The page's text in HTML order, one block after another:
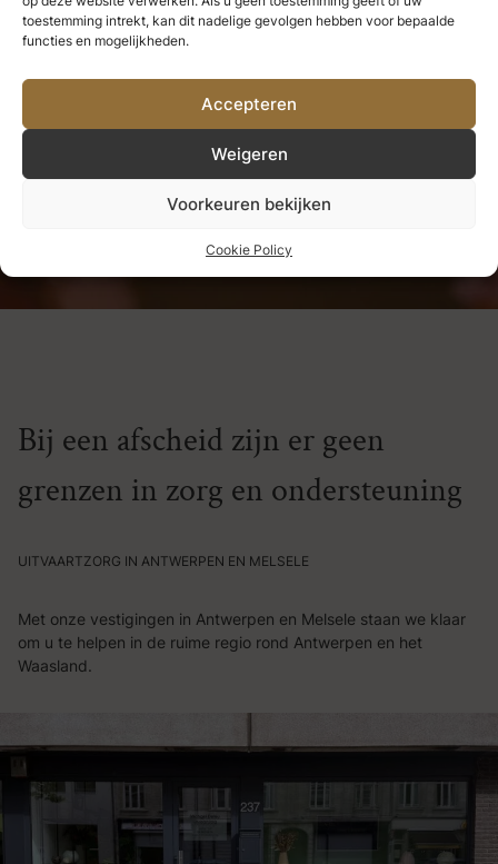
toestemming intrekt, kan dit nadelige gevolgen hebben voor bepaalde
functies en mogelijkheden.
Accepteren
Weigeren
Voorkeuren bekijken
Cookie Policy
we nooit verliezen.Alles wat we
diep liefhebben, wordt een deel
van ons.
Helen Keller
UITVAARTZORG IN ANTWERPEN EN MELSELE
Bij een afscheid zijn er geen
grenzen in zorg en ondersteuning
Met onze vestigingen in Antwerpen en Melsele staan we klaar
om u te helpen in de ruime regio rond Antwerpen en het
Waasland.